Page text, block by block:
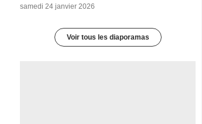
samedi 24 janvier 2026
Voir tous les diaporamas